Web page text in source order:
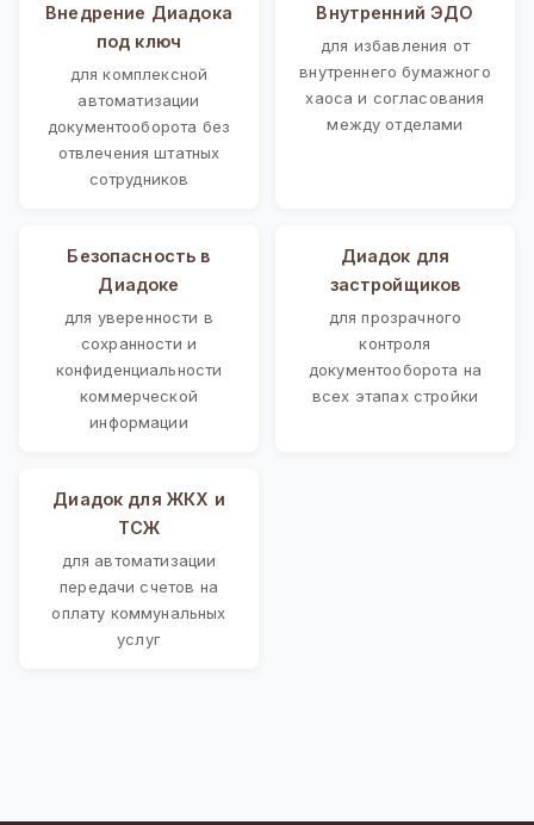
Внедрение Диадока
под ключ
для комплексной
автоматизации
документооборота без
отвлечения штатных
сотрудников
Внутренний ЭДО
для избавления от
внутреннего бумажного
хаоса и согласования
между отделами
Безопасность в
Диадоке
для уверенности в
сохранности и
конфиденциальности
коммерческой
информации
Диадок для
застройщиков
для прозрачного
контроля
документооборота на
всех этапах стройки
Диадок для ЖКХ и
ТСЖ
для автоматизации
передачи счетов на
оплату коммунальных
услуг